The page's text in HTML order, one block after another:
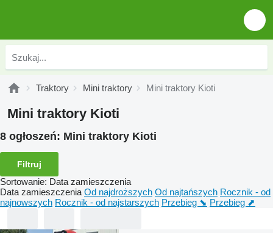
Traktory Mini traktory Mini traktory Kioti
Mini traktory Kioti
8 ogłoszeń: Mini traktory Kioti
Filtruj
Sortowanie: Data zamieszczenia
Data zamieszczenia Od najdroższych Od najtańszych Rocznik - od
najnowszych Rocznik - od najstarszych Przebieg ⬊ Przebieg ⬈